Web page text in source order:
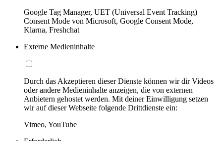
Google Tag Manager, UET (Universal Event Tracking)
Consent Mode von Microsoft, Google Consent Mode,
Klarna, Freshchat
Externe Medieninhalte
Durch das Akzeptieren dieser Dienste können wir dir Videos
oder andere Medieninhalte anzeigen, die von externen
Anbietern gehostet werden. Mit deiner Einwilligung setzen
wir auf dieser Webseite folgende Drittdienste ein:
Vimeo, YouTube